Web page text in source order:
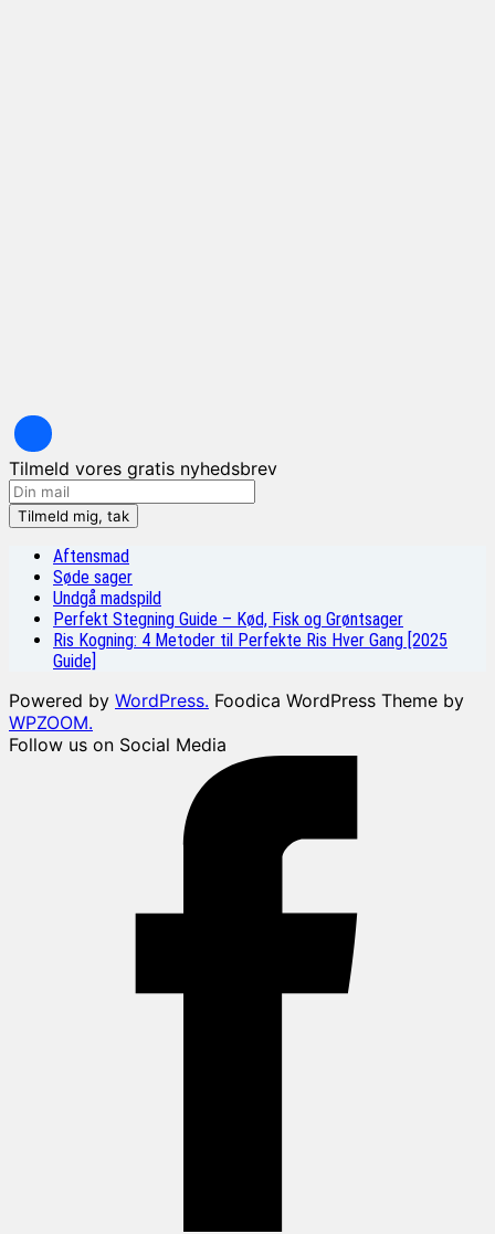
Tilmeld vores gratis nyhedsbrev
Aftensmad
Søde sager
Undgå madspild
Perfekt Stegning Guide – Kød, Fisk og Grøntsager
Ris Kogning: 4 Metoder til Perfekte Ris Hver Gang [2025
Guide]
Powered by WordPress. Foodica WordPress Theme by
WPZOOM.
Follow us on Social Media